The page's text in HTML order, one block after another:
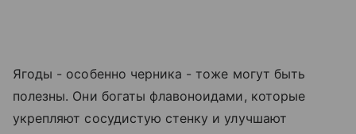
Ягоды - особенно черника - тоже могут быть
полезны. Они богаты флавоноидами, которые
укрепляют сосудистую стенку и улучшают